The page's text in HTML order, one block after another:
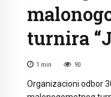
turnira
1 min 90
Organizacioni odbor